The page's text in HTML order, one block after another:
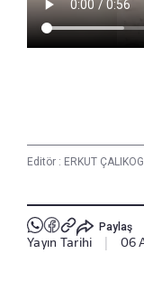
Editör : ERKUT
Paylaş
Yayın Tarihi 06